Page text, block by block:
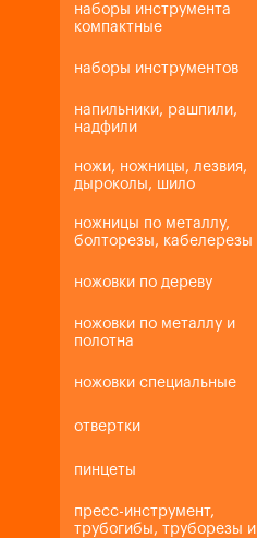
наборы инструмента
компактные
наборы инструментов
напильники, рашпили,
надфили
ножи, ножницы, лезвия,
дыроколы, шило
ножницы по металлу,
болторезы, кабелерезы
ножовки по дереву
ножовки по металлу и
полотна
ножовки специальные
отвертки
пинцеты
пресс-инструмент,
трубогибы, труборезы и